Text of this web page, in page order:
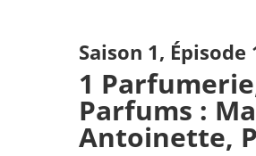
Saison 1, Épisode
1
Parfums :
Antoinette,